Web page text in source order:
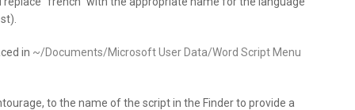
in ~/Documents/Microsoft User Data/Word Script Menu
to the name of the script in the Finder to provide a